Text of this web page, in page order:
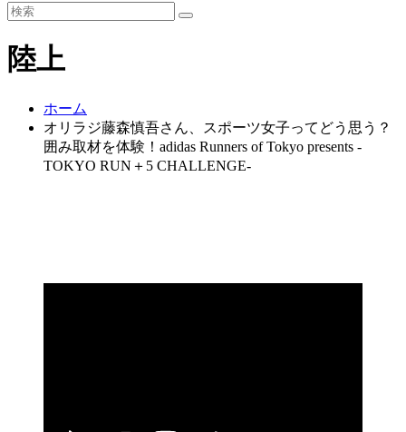
陸上
ホーム
オリラジ藤森慎吾さん、スポーツ女子ってどう思う？
囲み取材を体験！adidas Runners of Tokyo presents -
TOKYO RUN＋5 CHALLENGE-